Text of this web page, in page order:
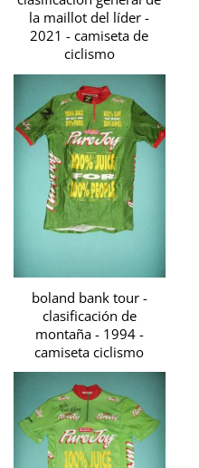
la maillot del líder -
2021 - camiseta de
ciclismo
boland bank tour -
clasificación de
montaña - 1994 -
camiseta ciclismo